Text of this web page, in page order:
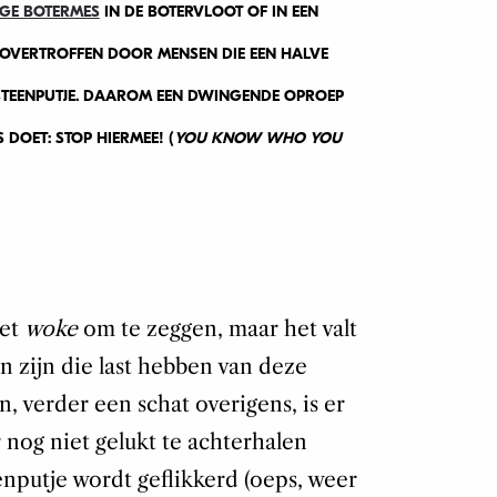
BOTERMESIN DE BOTERVLOOT OF IN EEN
DOOR MENSEN DIE EEN HALVE
DAAROM EEN DWINGENDE OPROEP
STOP HIERMEE! (YOU KNOW WHO YOU
wokeom te zeggen, maar het valt
zijn die last hebben van deze
verder een schat overigens, is er
nog niet gelukt te achterhalen
wordt geflikkerd (oeps, weer